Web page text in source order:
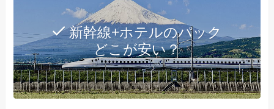
新幹線+ホテルのパック
どこが安い？